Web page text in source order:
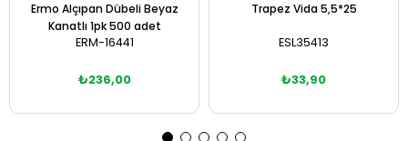
Ermo Alçıpan Dübeli Beyaz
Kanatlı 1pk 500 adet
ERM-16441
₺236,00
Trapez Vida 5,5*25
ESL35413
₺33,90